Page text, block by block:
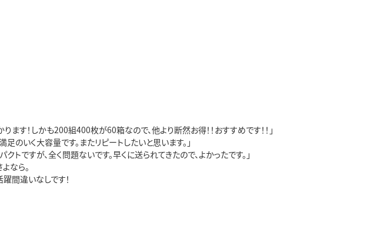
ます！しかも200組400枚が60箱なので、他より断然お得！！おすすめです！！」
のいく大容量です。またリピートしたいと思います。」
トですが、全く問題ないです。早くに送られてきたので、よかったです。」
なら。
間違いなしです！